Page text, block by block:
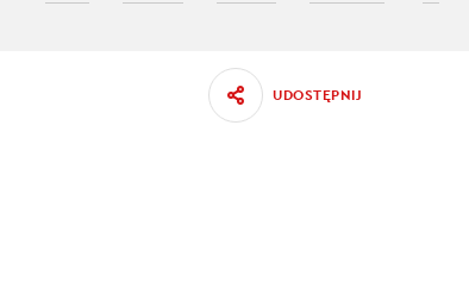
UDOSTĘPNIJ